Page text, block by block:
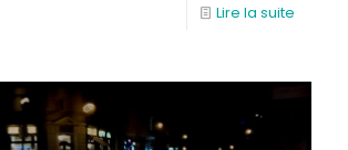
Lire la suite